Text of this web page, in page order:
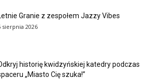
Granie z zespołem Jazzy Vibes
sierpnia 2026
historię kwidzyńskiej katedry podczas
„Miasto Cię szuka!”